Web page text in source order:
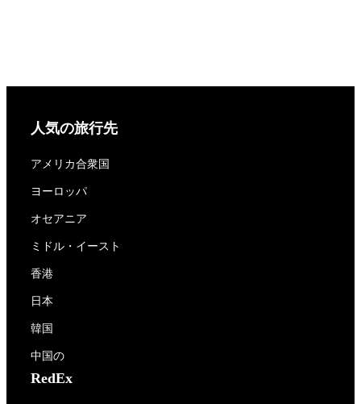
人気の旅行先
アメリカ合衆国
ヨーロッパ
オセアニア
ミドル・イースト
香港
日本
韓国
中国の
RedEx